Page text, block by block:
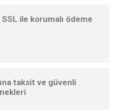
ile korumalı ödeme
taksit ve güvenli